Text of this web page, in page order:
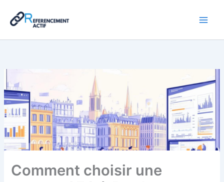
contenu
Comment choisir une